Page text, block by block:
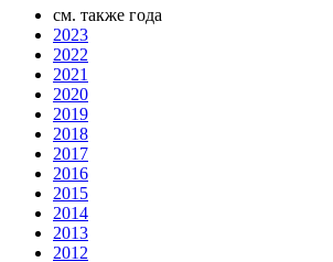
см. также года
2023
2022
2021
2020
2019
2018
2017
2016
2015
2014
2013
2012